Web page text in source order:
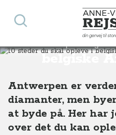
Anne-
din genvej til
Søg
10 steder du
belgiske
Destinationer Europa Belgien
Antwerpen er
diamanter, men
at byde på. Her har
over det du kan